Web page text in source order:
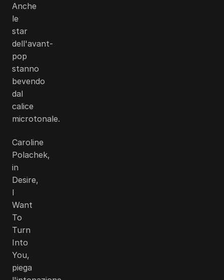
Anche
le
star
dell'avant-
pop
stanno
bevendo
dal
calice
microtonale.
Caroline
Polachek,
in
Desire,
I
Want
To
Turn
Into
You,
piega